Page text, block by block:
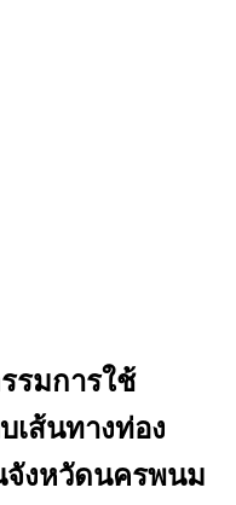
รมการใช้
เส้นทางท่อง
จังหวัดนครพนม